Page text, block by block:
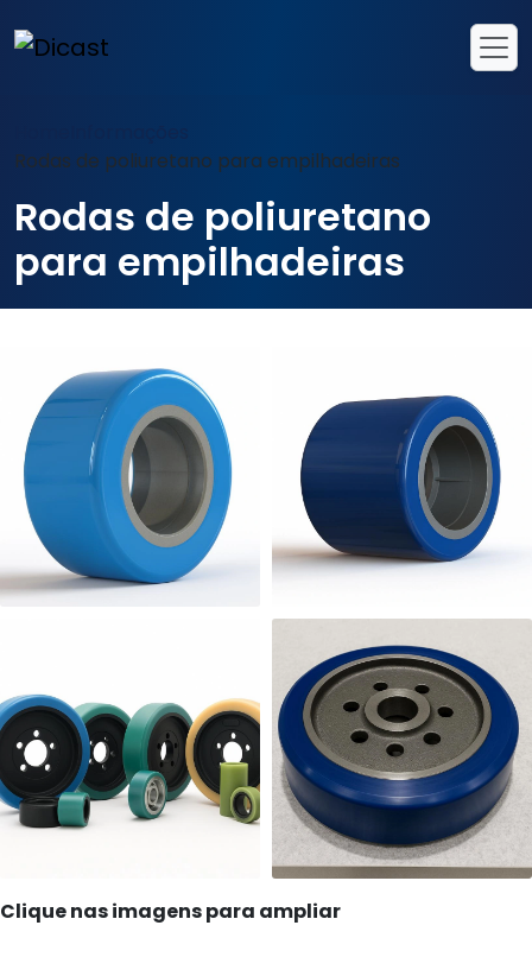
Rodas de poliuretano para empilhadeiras
Rodas de poliuretano
para empilhadeiras
Clique nas imagens para ampliar